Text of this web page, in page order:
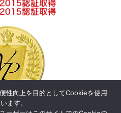
性向上を目的としてCookieを使用
ます。